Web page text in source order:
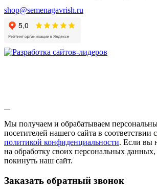
shop@semenagavrish.ru
Мы получаем и обрабатываем
посетителей нашего сайта в соответствии с
политикой конфиденциальности. Если вы
на обработку своих персональных
покинуть наш сайт.
Заказать обратный звонок